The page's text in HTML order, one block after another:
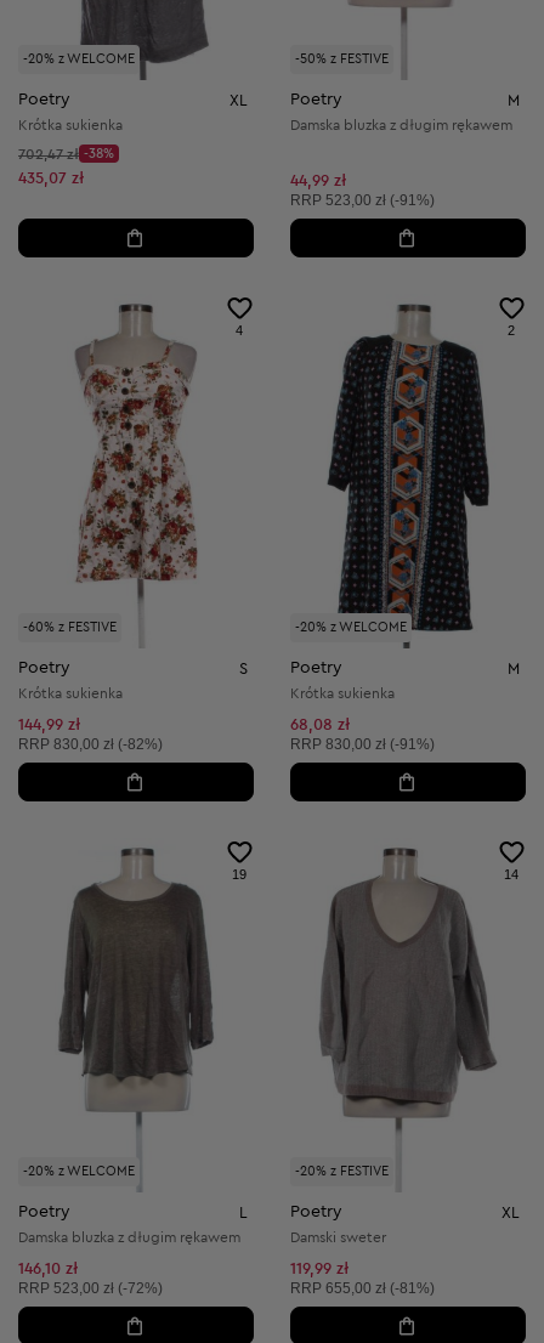
-20% z WELCOME
Poetry XL
Krótka sukienka
Cena początkowa:
702,47 zł
Discount Price:
-38%
Obniżona cena:
435,07 zł
-50% z FESTIVE
Poetry M
Damska bluzka z długim rękawem
44,99 zł
Cena sugerowana:
RRP 523,00 zł (-91%)
-60% z FESTIVE
4
Poetry S
Krótka sukienka
144,99 zł
Cena sugerowana:
RRP 830,00 zł (-82%)
-20% z WELCOME
2
Poetry M
Krótka sukienka
68,08 zł
Cena sugerowana:
RRP 830,00 zł (-91%)
-20% z WELCOME
19
Poetry L
Damska bluzka z długim rękawem
146,10 zł
Cena sugerowana:
RRP 523,00 zł (-72%)
-20% z FESTIVE
14
Poetry XL
Damski sweter
119,99 zł
Cena sugerowana:
RRP 655,00 zł (-81%)